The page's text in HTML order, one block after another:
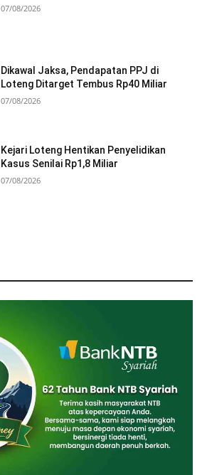
07/08/2026
Dikawal Jaksa, Pendapatan PPJ di
Loteng Ditarget Tembus Rp40 Miliar
07/08/2026
Kejari Loteng Hentikan Penyelidikan
Kasus Senilai Rp1,8 Miliar
07/08/2026